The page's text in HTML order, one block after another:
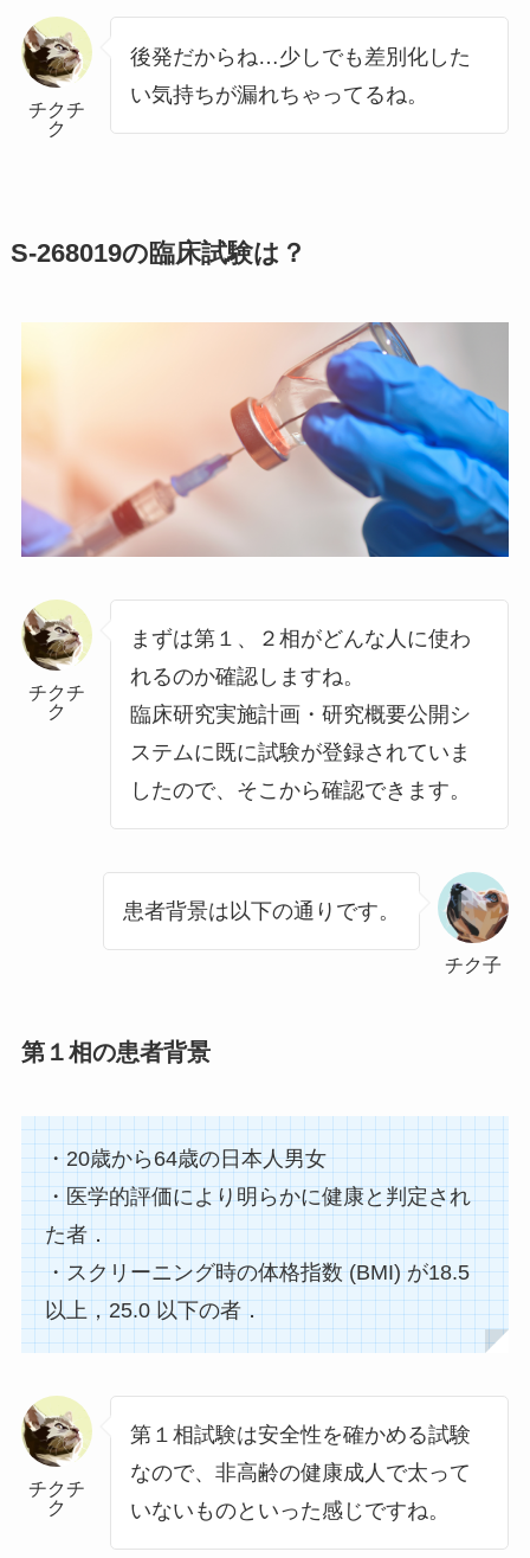
チクチ
ク
後発だからね…少しでも差別化した
い気持ちが漏れちゃってるね。
S-268019の臨床試験は？
チクチ
ク
まずは第１、２相がどんな人に使わ
れるのか確認しますね。
臨床研究実施計画・研究概要公開シ
ステムに既に試験が登録されていま
したので、そこから確認できます。
チク子
患者背景は以下の通りです。
第１相の患者背景
・20歳から64歳の日本人男女
・医学的評価により明らかに健康と判定され
た者．
・スクリーニング時の体格指数 (BMI) が18.5
以上，25.0 以下の者．
チクチ
ク
第１相試験は安全性を確かめる試験
なので、非高齢の健康成人で太って
いないものといった感じですね。